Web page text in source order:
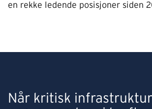
en rekke ledende posisjoner siden
Når kritisk